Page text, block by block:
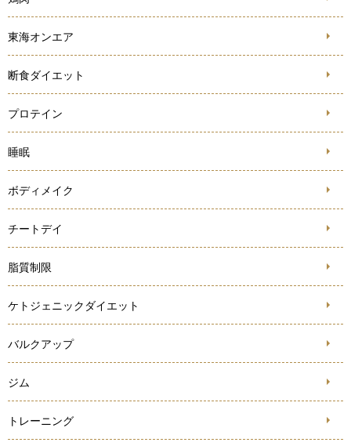
東海オンエア
断食ダイエット
プロテイン
睡眠
ボディメイク
チートデイ
脂質制限
ケトジェニックダイエット
バルクアップ
ジム
トレーニング